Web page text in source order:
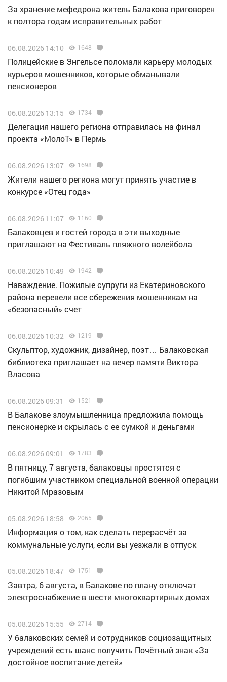
За хранение мефедрона житель Балакова приговорен
к полтора годам исправительных работ
06.08.2026 14:10 1648
Полицейские в Энгельсе поломали карьеру молодых
курьеров мошенников, которые обманывали
пенсионеров
06.08.2026 13:15 1734
Делегация нашего региона отправилась на финал
проекта «МолоТ» в Пермь
06.08.2026 13:07 1698
Жители нашего региона могут принять участие в
конкурсе «Отец года»
06.08.2026 11:07 1160
Балаковцев и гостей города в эти выходные
приглашают на Фестиваль пляжного волейбола
06.08.2026 10:49 1942
Наваждение. Пожилые супруги из Екатериновского
района перевели все сбережения мошенникам на
«безопасный» счет
06.08.2026 10:32 1219
Скульптор, художник, дизайнер, поэт… Балаковская
библиотека приглашает на вечер памяти Виктора
Власова
06.08.2026 09:31 1521
В Балакове злоумышленница предложила помощь
пенсионерке и скрылась с ее сумкой и деньгами
06.08.2026 09:01 1783
В пятницу, 7 августа, балаковцы простятся с
погибшим участником специальной военной операции
Никитой Мразовым
05.08.2026 18:58 2065
Информация о том, как сделать перерасчёт за
коммунальные услуги, если вы уезжали в отпуск
05.08.2026 18:47 1751
Завтра, 6 августа, в Балакове по плану отключат
электроснабжение в шести многоквартирных домах
05.08.2026 15:55 2714
У балаковских семей и сотрудников социозащитных
учреждений есть шанс получить Почётный знак «За
достойное воспитание детей»